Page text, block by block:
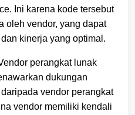
Ini karena kode tersebut
oleh vendor, yang dapat
kinerja yang optimal.
perangkat lunak
dukungan
vendor perangkat
vendor memiliki kendali